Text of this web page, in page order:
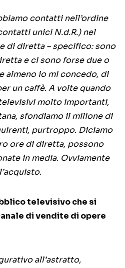
contatti nell’ordine
unici N.d.R.) nel
di diretta – specifico: sono
e ci sono forse due o
almeno io mi concedo, di
un caffè. A volte quando
molto importanti,
sfondiamo il milione di
purtroppo. Diciamo
ore di diretta, possono
in media. Ovviamente
televisivo che si
di vendite di opere
all’astratto,